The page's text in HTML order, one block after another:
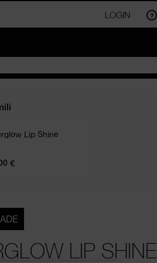
LOGIN
Lip Shine
€
LIP SHINE